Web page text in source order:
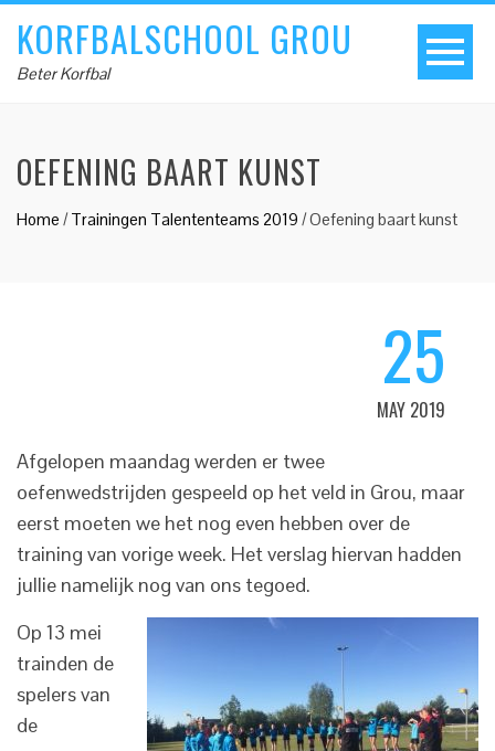
KORFBALSCHOOL GROU
Beter Korfbal
OEFENING BAART KUNST
Home /Trainingen Talententeams 2019 /Oefening baart kunst
25
MAY 2019
Afgelopen maandag werden er twee
oefenwedstrijden gespeeld op het veld in Grou, maar
eerst moeten we het nog even hebben over de
training van vorige week. Het verslag hiervan hadden
jullie namelijk nog van ons tegoed.
Op 13 mei
trainden de
spelers van
de